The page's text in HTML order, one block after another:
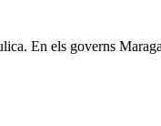
En els governs